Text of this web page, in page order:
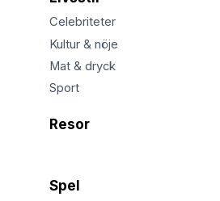
Celebriteter
Kultur & nöje
Mat & dryck
Sport
Resor
Spel